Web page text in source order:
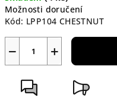
Možnosti doručení
Kód: LPP104 CHESTNUT
+
−